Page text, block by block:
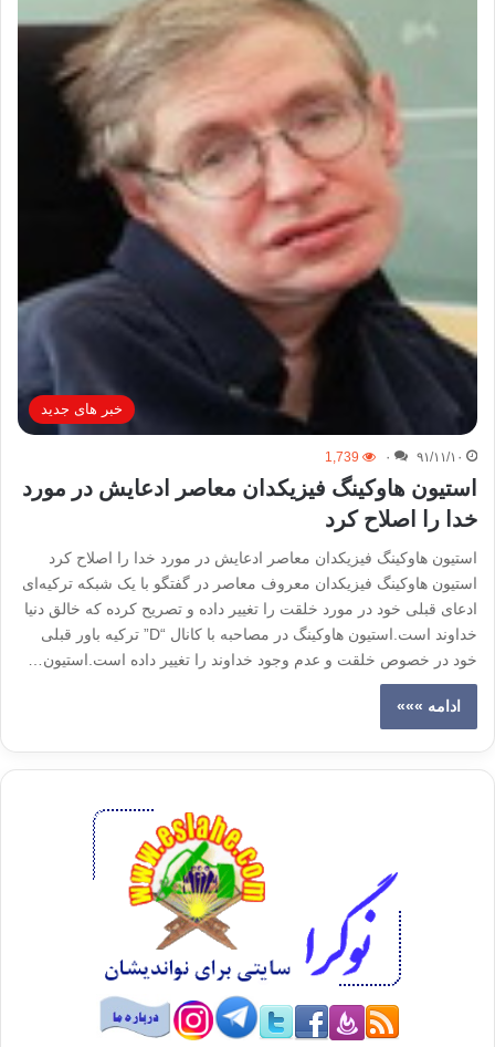
خبر های جدید
۹۱/۱۱/۱۰ ۰ 1,739
استیون هاوکینگ فیزیکدان معاصر ادعایش در مورد
خدا را اصلاح کرد
استیون هاوکینگ فیزیکدان معاصر ادعایش در مورد خدا را اصلاح کرد
استیون هاوکینگ فیزیکدان معروف معاصر در گفتگو با یک شبکه ترکیه‌ای
ادعای قبلی خود در مورد خلقت را تغییر داده و تصریح کرده که خالق دنیا
خداوند است.استیون هاوکینگ در مصاحبه با کانال “D” ترکیه باور قبلی
خود در خصوص خلقت و عدم وجود خداوند را تغییر داده است.استیون…
ادامه »»»